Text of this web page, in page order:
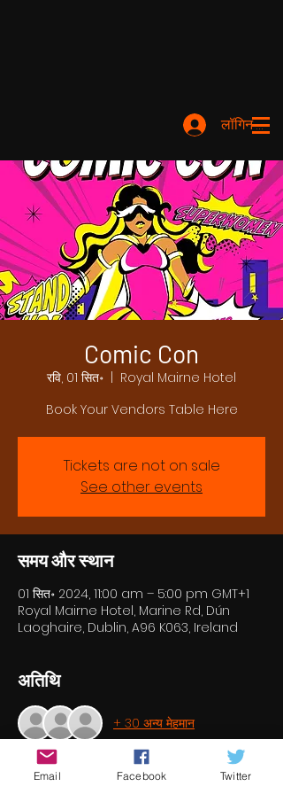
लॉगिन करें
Comic Con
रवि, 01 सित॰
Royal Mairne Hotel
Book Your Vendors Table Here
Tickets are not on sale
See other events
समय और स्थान
01 सित॰ 2024, 11:00 am – 5:00 pm GMT+1
Royal Mairne Hotel, Marine Rd, Dún
Laoghaire, Dublin, A96 K063, Ireland
अतिथि
+ 30 अन्य मेहमान
इवेंट के बारे में
Email Facebook Twitter